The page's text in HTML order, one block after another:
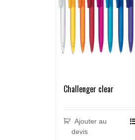
Challenger clear
Ajouter au
devis